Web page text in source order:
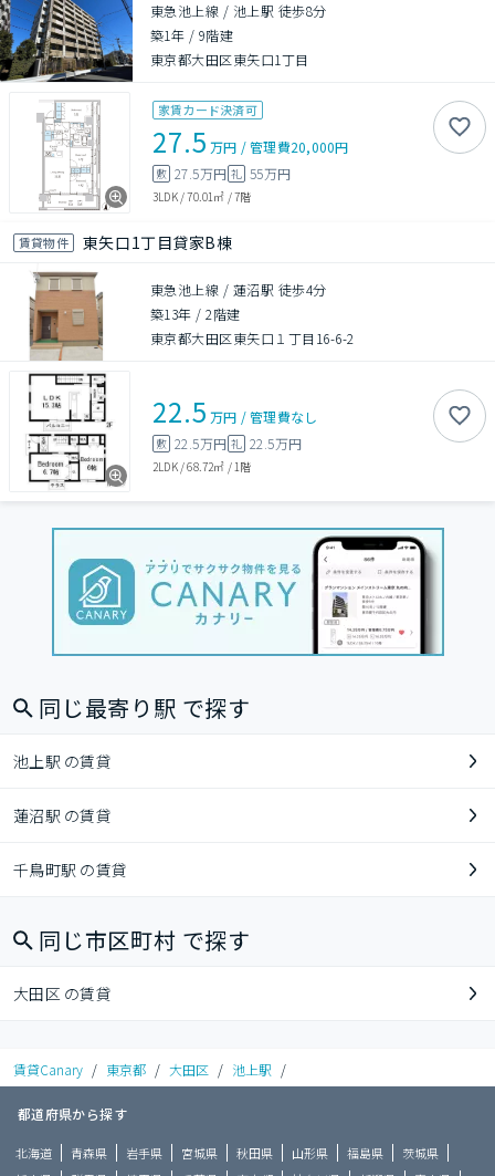
東急池上線 / 池上駅 徒歩8分
築1年 / 9階建
東京都大田区東矢口1丁目
家賃カード決済可
27.5 万円 /管理費20,000円
敷 27.5万円 礼 55万円
3LDK/70.01㎡ /7階
賃貸物件 東矢口1丁目貸家B棟
東急池上線 / 蓮沼駅 徒歩4分
築13年 /2階建
東京都大田区東矢口１丁目16-6-2
22.5 万円 /管理費なし
敷 22.5万円 礼 22.5万円
2LDK/68.72㎡ / 1階
同じ最寄り駅 で探す
池上駅 の賃貸
蓮沼駅 の賃貸
千鳥町駅 の賃貸
同じ市区町村 で探す
大田区 の賃貸
賃貸Canary / 東京都 / 大田区 / 池上駅 /
都道府県から探す
北海道 青森県 岩手県 宮城県 秋田県 山形県 福島県
茨城県